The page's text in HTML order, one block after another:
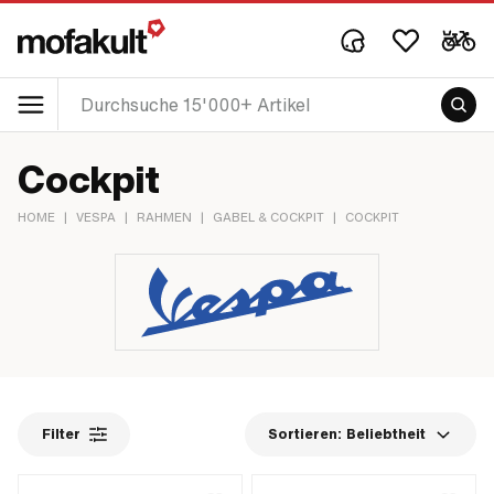
Cockpit
HOME | VESPA | RAHMEN | GABEL & COCKPIT | COCKPIT
Filter Sortieren: Beliebtheit